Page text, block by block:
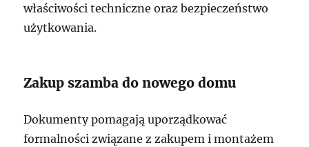
właściwości techniczne oraz bezpieczeństwo
użytkowania.
Zakup szamba do nowego domu
Dokumenty pomagają uporządkować
formalności związane z zakupem i montażem